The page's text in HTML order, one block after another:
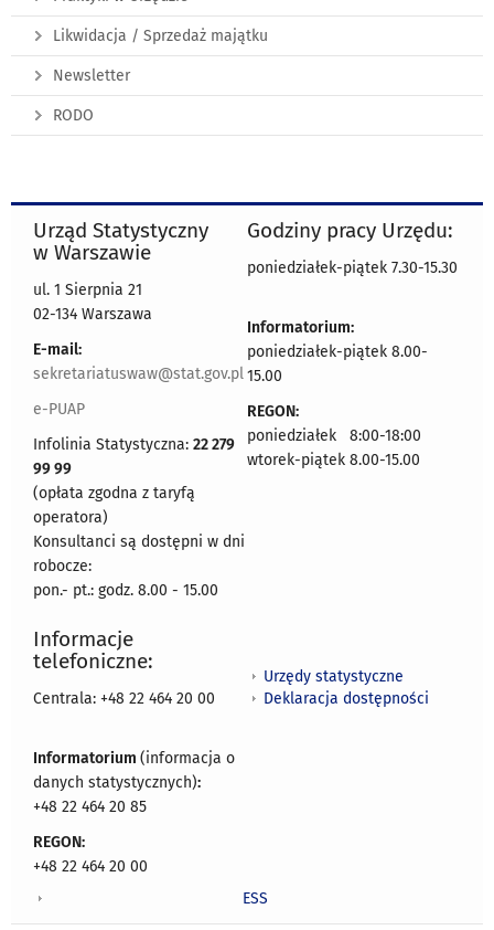
Likwidacja / Sprzedaż majątku
Newsletter
RODO
Urząd Statystyczny
w Warszawie
ul. 1 Sierpnia 21
02-134 Warszawa
E-mail:
sekretariatuswaw@stat.gov.pl
e-PUAP
Infolinia Statystyczna: 22 279
99 99
(opłata zgodna z taryfą
operatora)
Konsultanci są dostępni w dni
robocze:
pon.- pt.: godz. 8.00 - 15.00
Godziny pracy Urzędu:
poniedziałek-piątek 7.30-15.30
Informatorium:
poniedziałek-piątek 8.00-
15.00
REGON:
poniedziałek 8:00-18:00
wtorek-piątek 8.00-15.00
Informacje
telefoniczne:
Centrala: +48 22 464 20 00
Informatorium (informacja o
danych statystycznych):
+48 22 464 20 85
REGON:
+48 22 464 20 00
Urzędy statystyczne
Deklaracja dostępności
ESS